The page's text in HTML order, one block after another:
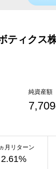
ティクス
純資産額
7,709
月リターン
2.61%